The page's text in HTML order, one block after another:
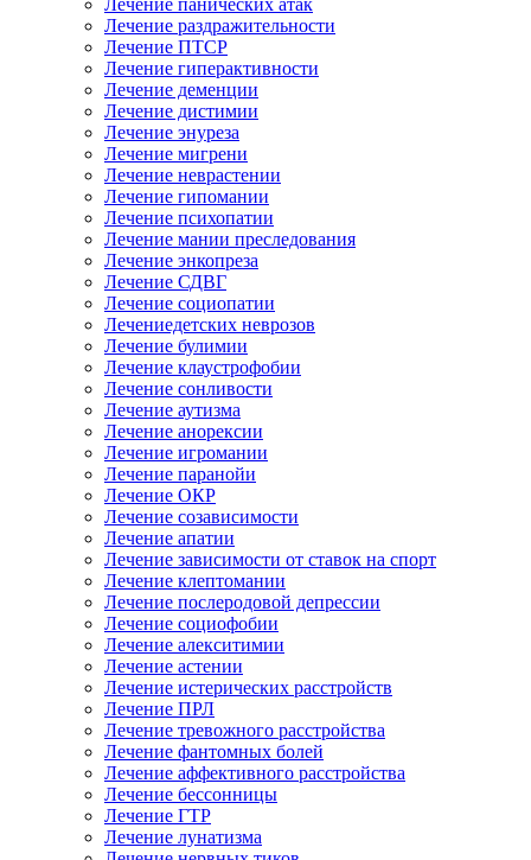
Лечение панических атак
Лечение раздражительности
Лечение ПТСР
Лечение гиперактивности
Лечение деменции
Лечение дистимии
Лечение энуреза
Лечение мигрени
Лечение неврастении
Лечение гипомании
Лечение психопатии
Лечение мании преследования
Лечение энкопреза
Лечение СДВГ
Лечение социопатии
Лечениедетских неврозов
Лечение булимии
Лечение клаустрофобии
Лечение сонливости
Лечение аутизма
Лечение анорексии
Лечение игромании
Лечение паранойи
Лечение ОКР
Лечение созависимости
Лечение апатии
Лечение зависимости от ставок на спорт
Лечение клептомании
Лечение послеродовой депрессии
Лечение социофобии
Лечение алекситимии
Лечение астении
Лечение истерических расстройств
Лечение ПРЛ
Лечение тревожного расстройства
Лечение фантомных болей
Лечение аффективного расстройства
Лечение бессонницы
Лечение ГТР
Лечение лунатизма